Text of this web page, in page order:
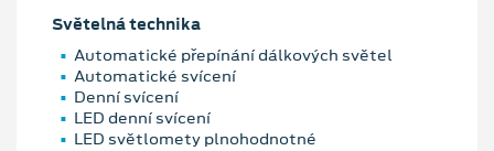
Světelná technika
Automatické přepínání dálkových světel
Automatické svícení
Denní svícení
LED denní svícení
LED světlomety plnohodnotné